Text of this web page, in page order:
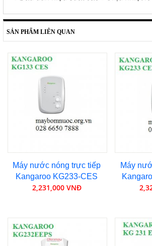
SẢN PHẨM LIÊN QUAN
Máy nước nóng trực tiếp
Kangaroo KG233-CES
2,231,000 VNĐ
Máy